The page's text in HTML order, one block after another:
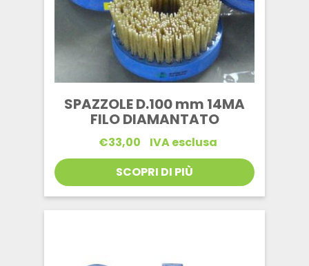
SPAZZOLE D.100 mm 14MA
FILO DIAMANTATO
€33,00
IVA esclusa
SCOPRI DI PIÙ